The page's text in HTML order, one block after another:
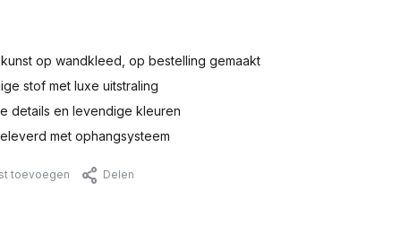
op wandkleed, op bestelling gemaakt
stof met luxe uitstraling
details en levendige kleuren
met ophangsysteem
toevoegen Delen